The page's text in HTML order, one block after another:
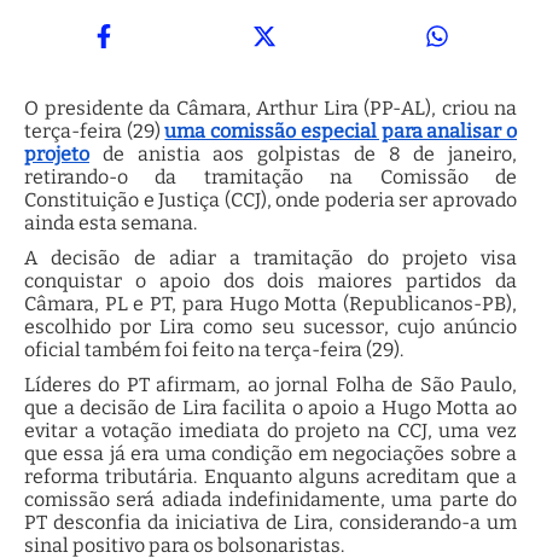
O presidente da Câmara, Arthur Lira (PP-AL), criou na
terça-feira (29)uma comissão especial para analisar o
projeto de anistia aos golpistas de 8 de janeiro,
retirando-o da tramitação na Comissão de
Constituição e Justiça (CCJ), onde poderia ser aprovado
ainda esta semana.
A decisão de adiar a tramitação do projeto visa
conquistar o apoio dos dois maiores partidos da
Câmara, PL e PT, para Hugo Motta (Republicanos-PB),
escolhido por Lira como seu sucessor, cujo anúncio
oficial também foi feito na terça-feira (29).
Líderes do PT afirmam, ao jornal Folha de São Paulo,
que a decisão de Lira facilita o apoio a Hugo Motta ao
evitar a votação imediata do projeto na CCJ, uma vez
que essa já era uma condição em negociações sobre a
reforma tributária. Enquanto alguns acreditam que a
comissão será adiada indefinidamente, uma parte do
PT desconfia da iniciativa de Lira, considerando-a um
sinal positivo para os bolsonaristas.